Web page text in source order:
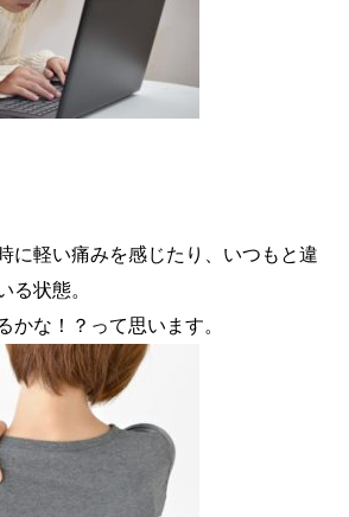
に軽い痛みを感じたり、いつもと違
る状態。
かな！？って思います。